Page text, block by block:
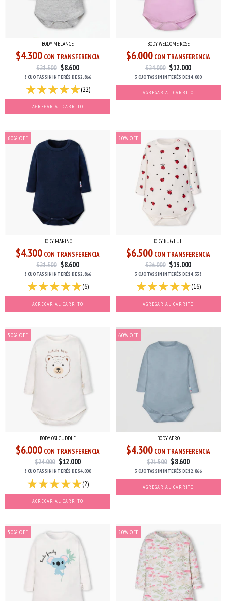
BODY MELANGE
$4.300 CON TRANSFERENCIA
$21.500 $8.600
3 CUOTASSIN INTERÉS DE$2.866
(22)
AGREGAR AL CARRITO
BODY WELCOME ROSE
$6.000 CON TRANSFERENCIA
$24.000 $12.000
3 CUOTASSIN INTERÉS DE$4.000
AGREGAR AL CARRITO
60% OFF
BODY MARINO
$4.300 CON TRANSFERENCIA
$21.500 $8.600
3 CUOTASSIN INTERÉS DE$2.866
(6)
AGREGAR AL CARRITO
50% OFF
BODY BUG FULL
$6.500 CON TRANSFERENCIA
$26.000 $13.000
3 CUOTASSIN INTERÉS DE$4.333
(16)
AGREGAR AL CARRITO
50% OFF
BODY OSI CUDDLE
$6.000 CON TRANSFERENCIA
$24.000 $12.000
3 CUOTASSIN INTERÉS DE$4.000
(2)
AGREGAR AL CARRITO
60% OFF
BODY AERO
$4.300 CON TRANSFERENCIA
$21.500 $8.600
3 CUOTASSIN INTERÉS DE$2.866
AGREGAR AL CARRITO
50% OFF 50% OFF